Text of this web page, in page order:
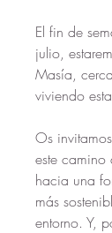
El fin de
julio,
Masía,
viviendo
Os
este camino
hacia una
más
entorno. Y,